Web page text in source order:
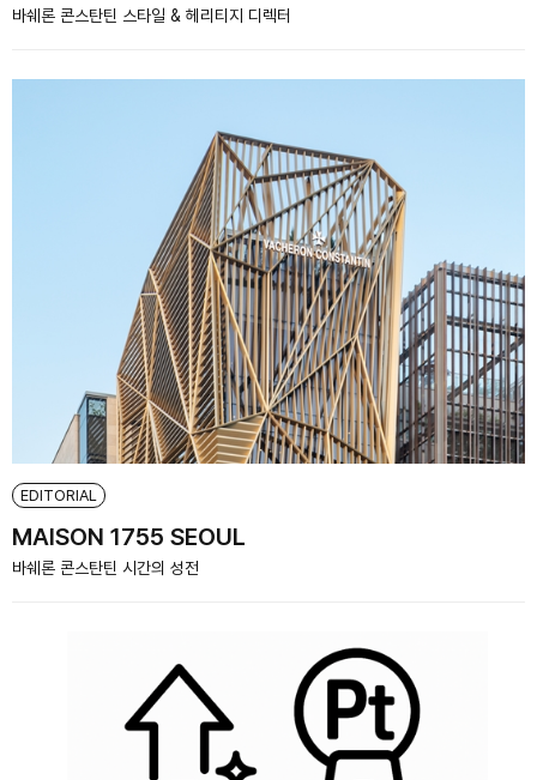
바쉐론 콘스탄틴 스타일 & 헤리티지 디렉터
EDITORIAL
MAISON 1755 SEOUL
바쉐론 콘스탄틴 시간의 성전